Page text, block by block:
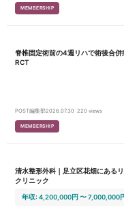
MEMBERSHIP
脊椎固定術前の4週リハで術後合
RCT
POST編集部2026.07.30 220 views
MEMBERSHIP
清水整形外科｜足立区花畑にある
クリニック
年収: 4,200,000円 〜 7,000,000